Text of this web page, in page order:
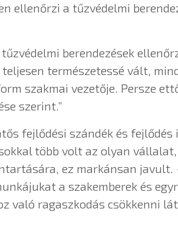
ellenőrzi a tűzvédelmi
berendezések
természetessé vált,
szakmai vezetője. Persze
szerint.”
fejlődési szándék és
több volt az olyan
ez markánsan javult.
a szakemberek és
való ragaszkodás csökkenni